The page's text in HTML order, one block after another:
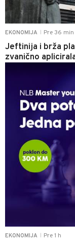
EKONOMIJA Pre 36 min
Jeftinija i brža
zvanično
EKONOMIJA Pre 1 h